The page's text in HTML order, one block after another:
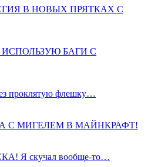
В НОВЫХ ПРЯТКАХ С
БАГИ С
проклятую флешку…
С МИГЕЛЕМ В МАЙНКРАФТ!
Я скучал вообще-то…